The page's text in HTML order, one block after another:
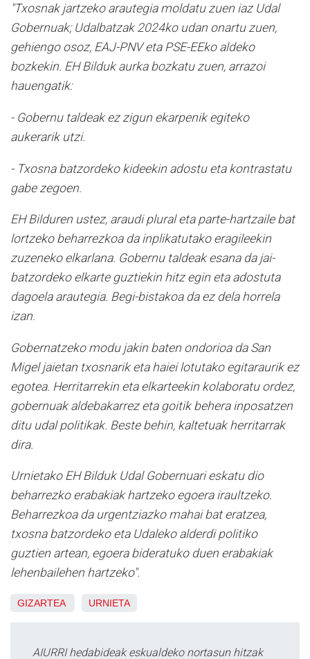
"Txosnak jartzeko arautegia moldatu zuen iaz Udal
Gobernuak; Udalbatzak 2024ko udan onartu zuen,
gehiengo osoz, EAJ-PNV eta PSE-EEko aldeko
bozkekin. EH Bilduk aurka bozkatu zuen, arrazoi
hauengatik:
- Gobernu taldeak ez zigun ekarpenik egiteko
aukerarik utzi.
- Txosna batzordeko kideekin adostu eta kontrastatu
gabe zegoen.
EH Bilduren ustez, araudi plural eta parte-hartzaile bat
lortzeko beharrezkoa da inplikatutako eragileekin
zuzeneko elkarlana. Gobernu taldeak esana da jai-
batzordeko elkarte guztiekin hitz egin eta adostuta
dagoela arautegia. Begi-bistakoa da ez dela horrela
izan.
Gobernatzeko modu jakin baten ondorioa da San
Migel jaietan txosnarik eta haiei lotutako egitaraurik ez
egotea. Herritarrekin eta elkarteekin kolaboratu ordez,
gobernuak aldebakarrez eta goitik behera inposatzen
ditu udal politikak. Beste behin, kaltetuak herritarrak
dira.
Urnietako EH Bilduk Udal Gobernuari eskatu dio
beharrezko erabakiak hartzeko egoera iraultzeko.
Beharrezkoa da urgentziazko mahai bat eratzea,
txosna batzordeko eta Udaleko alderdi politiko
guztien artean, egoera bideratuko duen erabakiak
lehenbailehen hartzeko".
GIZARTEA URNIETA
AIURRI hedabideak eskualdeko nortasun hitzak